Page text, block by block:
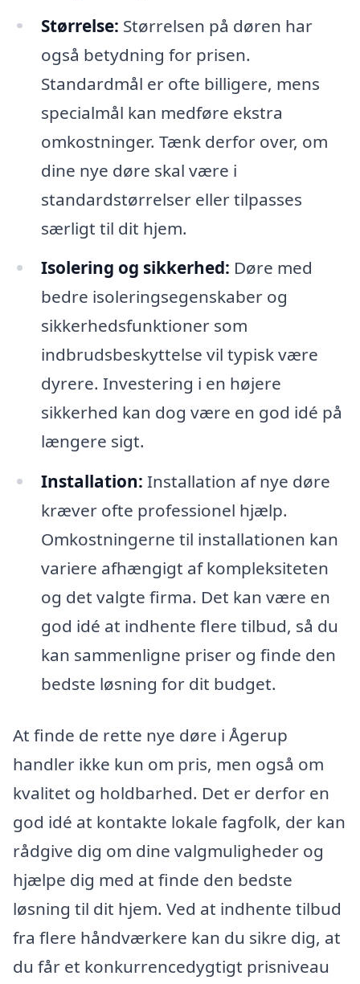
Størrelse: Størrelsen på døren har
også betydning for prisen.
Standardmål er ofte billigere, mens
specialmål kan medføre ekstra
omkostninger. Tænk derfor over, om
dine nye døre skal være i
standardstørrelser eller tilpasses
særligt til dit hjem.
Isolering og sikkerhed: Døre med
bedre isoleringsegenskaber og
sikkerhedsfunktioner som
indbrudsbeskyttelse vil typisk være
dyrere. Investering i en højere
sikkerhed kan dog være en god idé på
længere sigt.
Installation: Installation af nye døre
kræver ofte professionel hjælp.
Omkostningerne til installationen kan
variere afhængigt af kompleksiteten
og det valgte firma. Det kan være en
god idé at indhente flere tilbud, så du
kan sammenligne priser og finde den
bedste løsning for dit budget.
At finde de rette nye døre i Ågerup
handler ikke kun om pris, men også om
kvalitet og holdbarhed. Det er derfor en
god idé at kontakte lokale fagfolk, der kan
rådgive dig om dine valgmuligheder og
hjælpe dig med at finde den bedste
løsning til dit hjem. Ved at indhente tilbud
fra flere håndværkere kan du sikre dig, at
du får et konkurrencedygtigt prisniveau